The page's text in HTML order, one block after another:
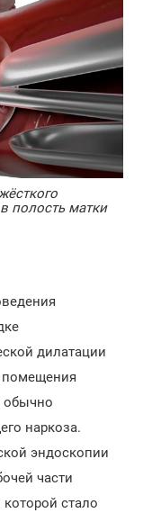
полость матки
дилатации
помещения
обычно
наркоза.
эндоскопии
части
стало